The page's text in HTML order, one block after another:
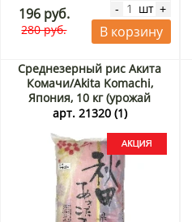
196 руб.
280 руб.
- шт +
В корзину
Среднезерный рис Акита
Комачи/Akita Komachi,
Япония, 10 кг (урожай
Ноябрь 2025) Акция
арт. 21320 (1)